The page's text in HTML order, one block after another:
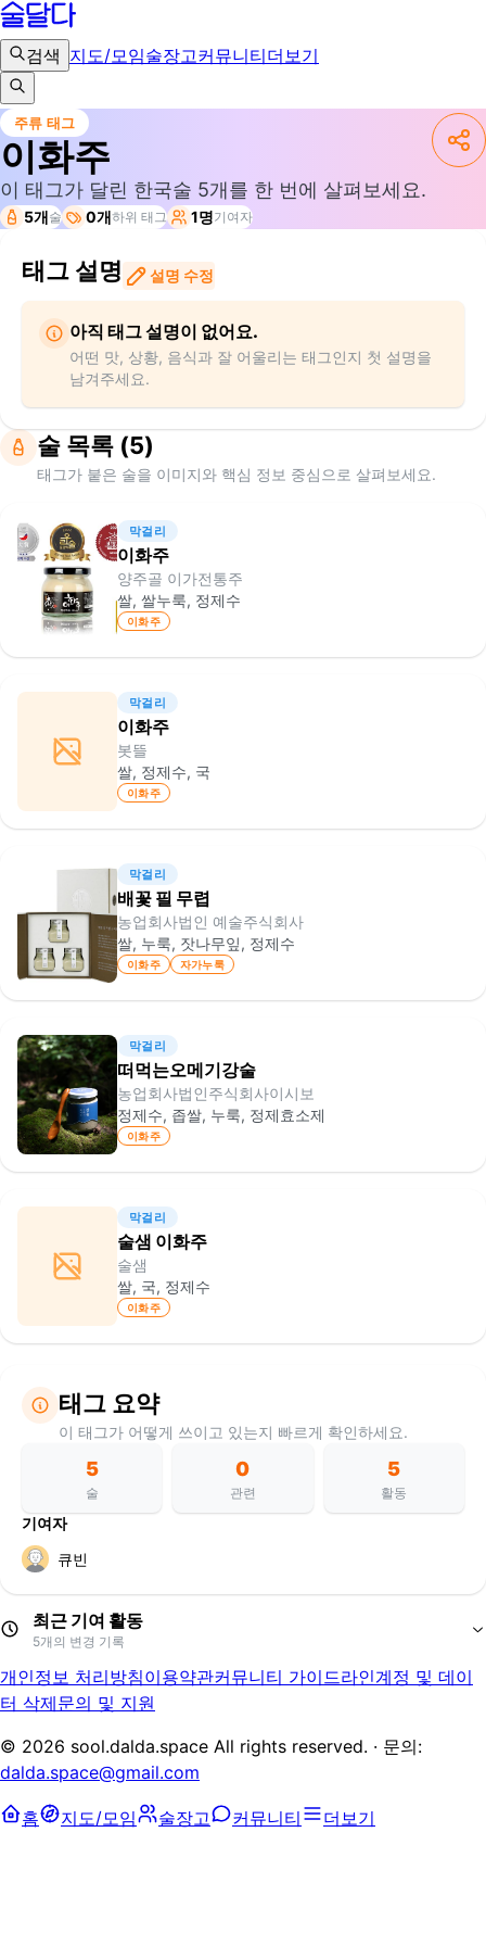
검색 지도/모임술장고커뮤니티더보기
주류 태그
이화주
이 태그가 달린 한국술 5개를 한 번에 살펴보세요.
5개술 0개하위 태그 1명기여자
태그 설명 설명 수정
아직 태그 설명이 없어요.
어떤 맛, 상황, 음식과 잘 어울리는 태그인지 첫 설명을
남겨주세요.
술 목록 (5)
태그가 붙은 술을 이미지와 핵심 정보 중심으로 살펴보세요.
막걸리
이화주
양주골 이가전통주
쌀, 쌀누룩, 정제수
이화주
막걸리
이화주
봇뜰
쌀, 정제수, 국
이화주
막걸리
배꽃 필 무렵
농업회사법인 예술주식회사
쌀, 누룩, 잣나무잎, 정제수
이화주 자가누룩
막걸리
떠먹는오메기강술
농업회사법인주식회사이시보
정제수, 좁쌀, 누룩, 정제효소제
이화주
막걸리
술샘 이화주
술샘
쌀, 국, 정제수
이화주
태그 요약
이 태그가 어떻게 쓰이고 있는지 빠르게 확인하세요.
5
술
0
관련
5
활동
기여자
큐빈
최근 기여 활동
5개의 변경 기록
큐빈술샘 이화주추가
큐빈떠먹는오메기강술
큐빈 배꽃 필 무렵
이화주추가
개인정보 처리방침이용약관커뮤니티 가이드라인계정 및 데이
터 삭제문의 및 지원
© 2026 sool.dalda.space All rights reserved. · 문의:
dalda.space@gmail.com
홈 지도/모임 술장고 커뮤니티 더보기